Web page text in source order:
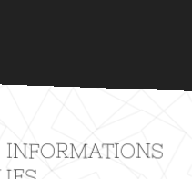
INFORMATIONS